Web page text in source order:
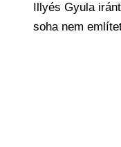
Illyés Gyula
soha nem